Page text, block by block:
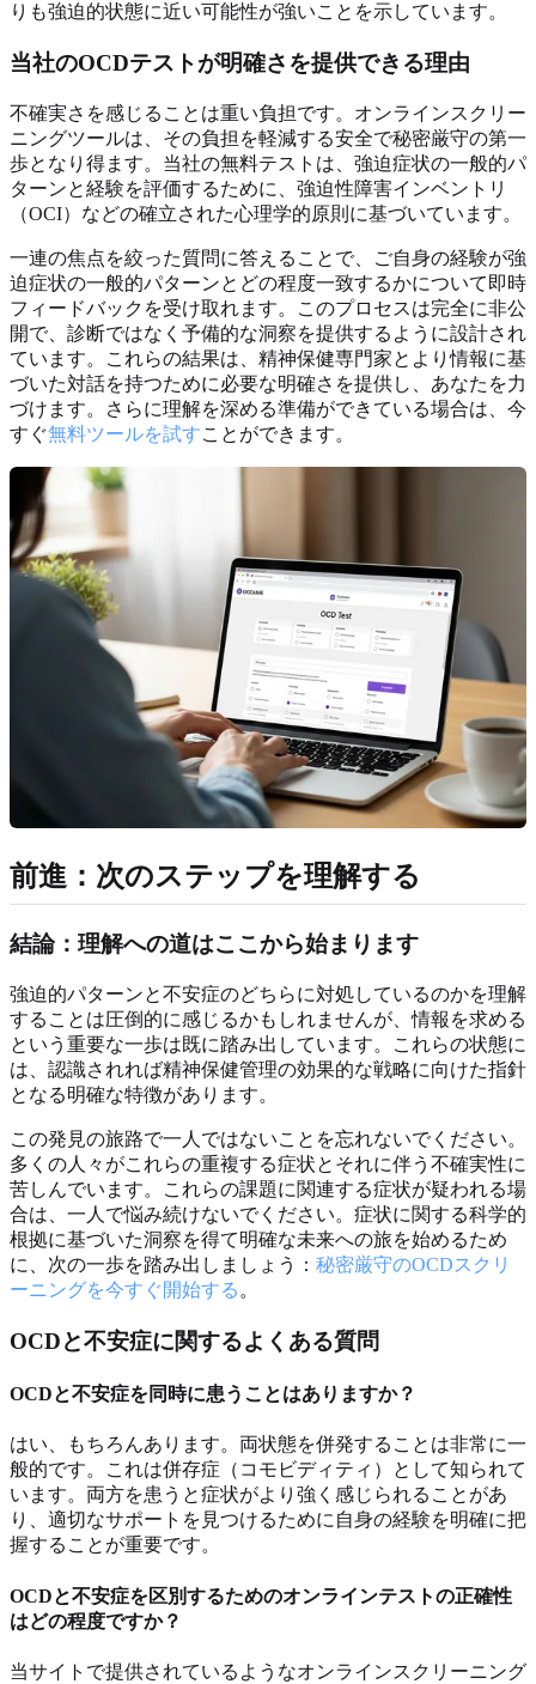
りも強迫的状態に近い可能性が強いことを示しています。
当社のOCDテストが明確さを提供できる理由
不確実さを感じることは重い負担です。オンラインスクリー
ニングツールは、その負担を軽減する安全で秘密厳守の第一
歩となり得ます。当社の無料テストは、強迫症状の一般的パ
ターンと経験を評価するために、強迫性障害インベントリ
（OCI）などの確立された心理学的原則に基づいています。
一連の焦点を絞った質問に答えることで、ご自身の経験が強
迫症状の一般的パターンとどの程度一致するかについて即時
フィードバックを受け取れます。このプロセスは完全に非公
開で、診断ではなく予備的な洞察を提供するように設計され
ています。これらの結果は、精神保健専門家とより情報に基
づいた対話を持つために必要な明確さを提供し、あなたを力
づけます。さらに理解を深める準備ができている場合は、今
すぐ無料ツールを試すことができます。
前進：次のステップを理解する
結論：理解への道はここから始まります
強迫的パターンと不安症のどちらに対処しているのかを理解
することは圧倒的に感じるかもしれませんが、情報を求める
という重要な一歩は既に踏み出しています。これらの状態に
は、認識されれば精神保健管理の効果的な戦略に向けた指針
となる明確な特徴があります。
この発見の旅路で一人ではないことを忘れないでください。
多くの人々がこれらの重複する症状とそれに伴う不確実性に
苦しんでいます。これらの課題に関連する症状が疑われる場
合は、一人で悩み続けないでください。症状に関する科学的
根拠に基づいた洞察を得て明確な未来への旅を始めるため
に、次の一歩を踏み出しましょう： 秘密厳守のOCDスクリ
ーニングを今すぐ開始する 。
OCDと不安症に関するよくある質問
OCDと不安症を同時に患うことはありますか？
はい、もちろんあります。両状態を併発することは非常に一
般的です。これは併存症（コモビディティ）として知られて
います。両方を患うと症状がより強く感じられることがあ
り、適切なサポートを見つけるために自身の経験を明確に把
握することが重要です。
OCDと不安症を区別するためのオンラインテストの正確性
はどの程度ですか？
当サイトで提供されているようなオンラインスクリーニング